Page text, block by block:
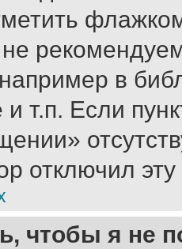
в
и т.п. Если
отключил
чтобы я не